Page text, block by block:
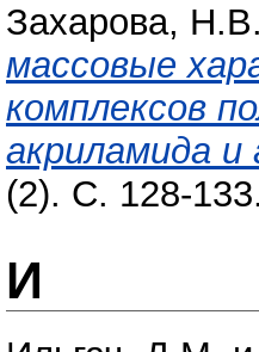
Захарова, Н.В.
массовые
комплексов
акриламида и
(2). С. 128-
И